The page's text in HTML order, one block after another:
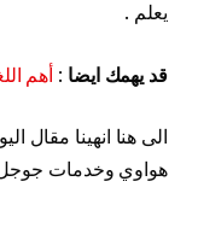
يعلم .
قد يهمك ايضا : أهم
الى هنا انهينا مقال
هواوي وخدمات جوجل